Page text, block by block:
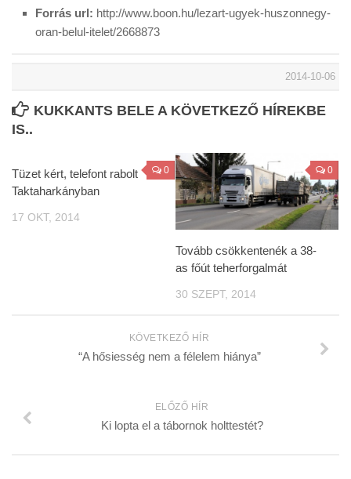
Forrás url: http://www.boon.hu/lezart-ugyek-huszonnegy-
oran-belul-itelet/2668873
2014-10-06
KUKKANTS BELE A KÖVETKEZŐ HÍREKBE
IS..
0
Tüzet kért, telefont rabolt
Taktaharkányban
17 OKT, 2014
0
Tovább csökkentenék a 38-
as főút teherforgalmát
30 SZEPT, 2014
KÖVETKEZŐ HÍR
“A hősiesség nem a félelem hiánya”
ELŐZŐ HÍR
Ki lopta el a tábornok holttestét?